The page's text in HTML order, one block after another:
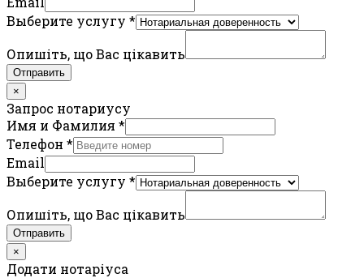
Выберите услугу *
Опишіть, що Вас цікавить
Отправить
×
Запрос нотариусу
Имя и Фамилия *
Телефон *
Email
Выберите услугу *
Опишіть, що Вас цікавить
Отправить
×
Додати нотаріуса